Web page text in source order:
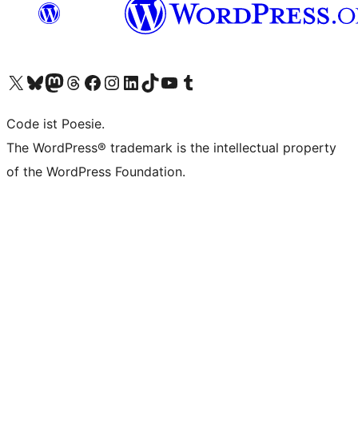
Unser X-Konto (früher Twitter) besuchen
Unser Bluesky-Konto besuchen
Unser Mastodon-Konto besuchen
Unser Threads-Konto besuchen
Unsere Facebook-Seite besuchen
Unser Instagram-Konto besuchen
Unser LinkedIn-Konto besuchen
Unser TikTok-Konto besuchen
Unseren YouTube-Kanal besuchen
Unser Tumblr-Konto besuchen
Code ist Poesie.
The WordPress® trademark is the intellectual property
of the WordPress Foundation.